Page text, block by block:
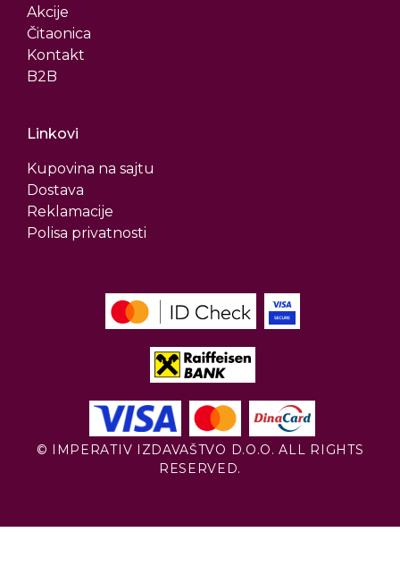
Akcije
Čitaonica
Kontakt
B2B
Linkovi
Kupovina na sajtu
Dostava
Reklamacije
Polisa privatnosti
© IMPERATIV IZDAVAŠTVO D.O.O. ALL RIGHTS
RESERVED.